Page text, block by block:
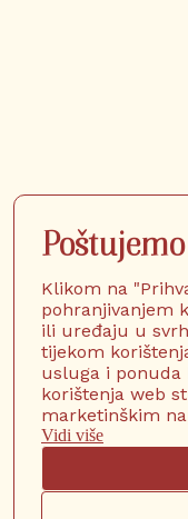
Klikom na
pohranjivanjem
ili uređaju u
tijekom
usluga i ponuda
korištenja web
marketinškim
Vidi više